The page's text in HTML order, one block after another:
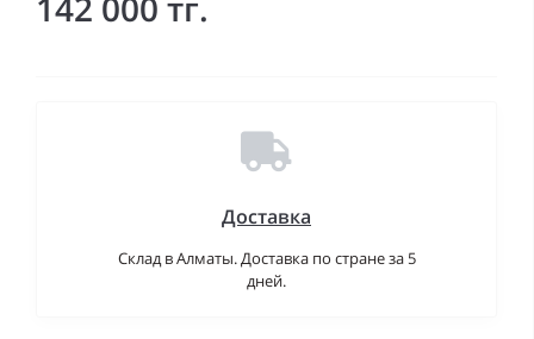
Доставка
Склад в Алматы. Доставка по стране за 5
дней.